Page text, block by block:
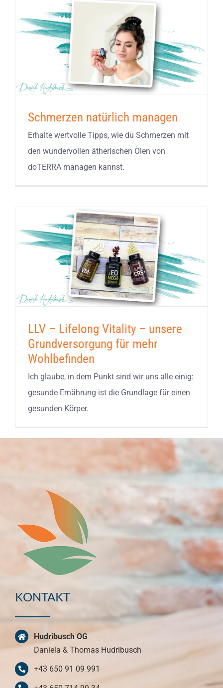
Schmerzen natürlich managen
Erhalte wertvolle Tipps, wie du Schmerzen mit
den wundervollen ätherischen Ölen von
doTERRA managen kannst.
LLV – Lifelong Vitality – unsere
Grundversorgung für mehr
Wohlbefinden
Ich glaube, in dem Punkt sind wir uns alle einig:
gesunde Ernährung ist die Grundlage für einen
gesunden Körper.
KONTAKT
Hudribusch OG
Daniela & Thomas Hudribusch
+43 650 91 09 991